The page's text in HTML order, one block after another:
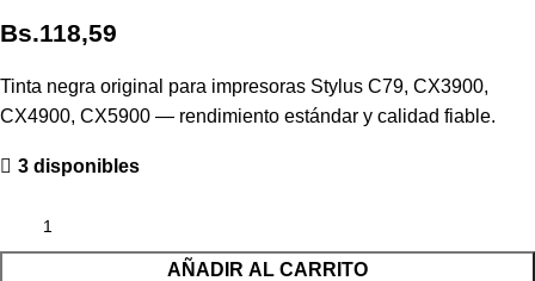
Bs.118,59
Tinta negra original para impresoras Stylus C79, CX3900,
CX4900, CX5900 — rendimiento estándar y calidad fiable.
3 disponibles
AÑADIR AL CARRITO